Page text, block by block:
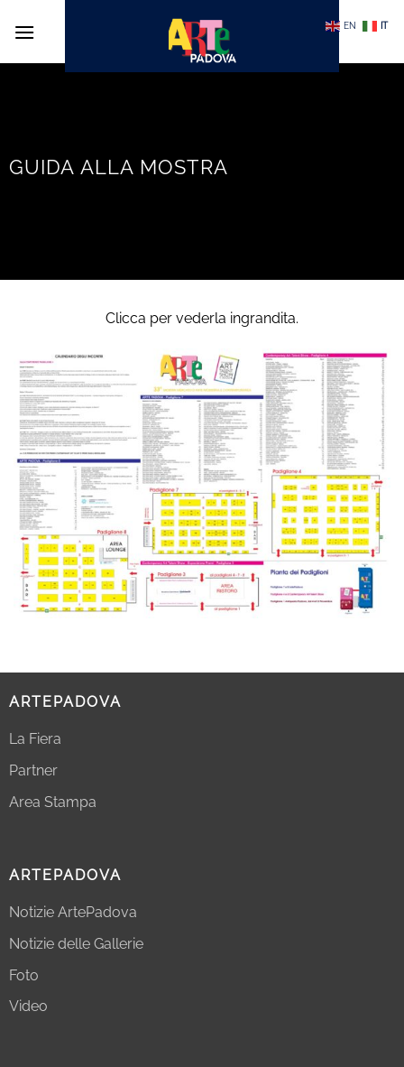
GUIDA ALLA MOSTRA
Clicca per vederla ingrandita.
ARTEPADOVA
La Fiera
Partner
Area Stampa
ARTEPADOVA
Notizie ArtePadova
Notizie delle Gallerie
Foto
Video
EN IT